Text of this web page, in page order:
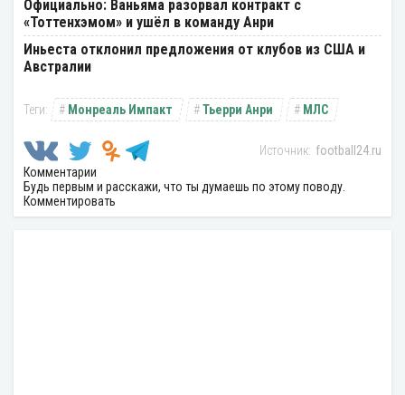
Официально: Ваньяма разорвал контракт с
«Тоттенхэмом» и ушёл в команду Анри
Иньеста отклонил предложения от клубов из США и
Австралии
Монреаль Импакт Тьерри Анри МЛС
football24.ru
Комментарии
Будь первым и расскажи, что ты думаешь по этому поводу.
Комментировать